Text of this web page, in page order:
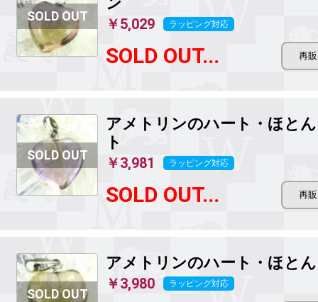
￥5,029 ラッピング対応
SOLD OUT...
アメトリンのハート・ほと
ト
￥3,981 ラッピング対応
SOLD OUT...
アメトリンのハート・ほと
￥3,980 ラッピング対応